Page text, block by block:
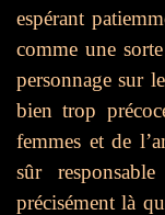
espérant
comme une
personnage sur
bien trop
femmes et de
sûr
précisément là